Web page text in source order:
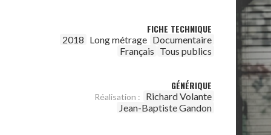
FICHE TECHNIQUE
2018 Long métrage Documentaire
Français Tous publics
GÉNÉRIQUE
Réalisation :
Richard Volante
Jean-Baptiste Gandon